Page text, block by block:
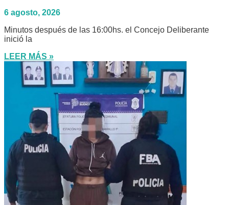
6 agosto, 2026
Minutos después de las 16:00hs. el Concejo Deliberante
inició la
LEER MÁS »